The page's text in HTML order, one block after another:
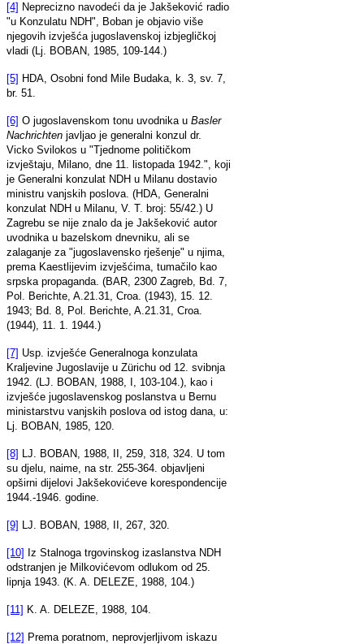
[4] Neprecizno navodeći da je Jakšeković radio
"u Konzulatu NDH", Boban je objavio više
njegovih izvješća jugoslavenskoj izbjegličkoj
vladi (Lj. BOBAN, 1985, 109-144.)
[5] HDA, Osobni fond Mile Budaka, k. 3, sv. 7,
br. 51.
[6] O jugoslavenskom tonu uvodnika u Basler
Nachrichten javljao je generalni konzul dr.
Vicko Svilokos u "Tjednome političkom
izvještaju, Milano, dne 11. listopada 1942.", koji
je Generalni konzulat NDH u Milanu dostavio
ministru vanjskih poslova. (HDA, Generalni
konzulat NDH u Milanu, V. T. broj: 55/42.) U
Zagrebu se nije znalo da je Jakšeković autor
uvodnika u bazelskom dnevniku, ali se
zalaganje za "jugoslavensko rješenje" u njima,
prema Kaestlijevim izvješćima, tumačilo kao
srpska propaganda. (BAR, 2300 Zagreb, Bd. 7,
Pol. Berichte, A.21.31, Croa. (1943), 15. 12.
1943; Bd. 8, Pol. Berichte, A.21.31, Croa.
(1944), 11. 1. 1944.)
[7] Usp. izvješće Generalnoga konzulata
Kraljevine Jugoslavije u Zürichu od 12. svibnja
1942. (LJ. BOBAN, 1988, I, 103-104.), kao i
izvješće jugoslavenskog poslanstva u Bernu
ministarstvu vanjskih poslova od istog dana, u:
Lj. BOBAN, 1985, 120.
[8] LJ. BOBAN, 1988, II, 259, 318, 324. U tom
su djelu, naime, na str. 255-364. objavljeni
opširni dijelovi Jakšekovićeve korespondencije
1944.-1946. godine.
[9] LJ. BOBAN, 1988, II, 267, 320.
[10] Iz Stalnoga trgovinskog izaslanstva NDH
odstranjen je Milkovićevom odlukom od 25.
lipnja 1943. (K. A. DELEZE, 1988, 104.)
[11] K. A. DELEZE, 1988, 104.
[12] Prema poratnom, neprovjerljivom iskazu